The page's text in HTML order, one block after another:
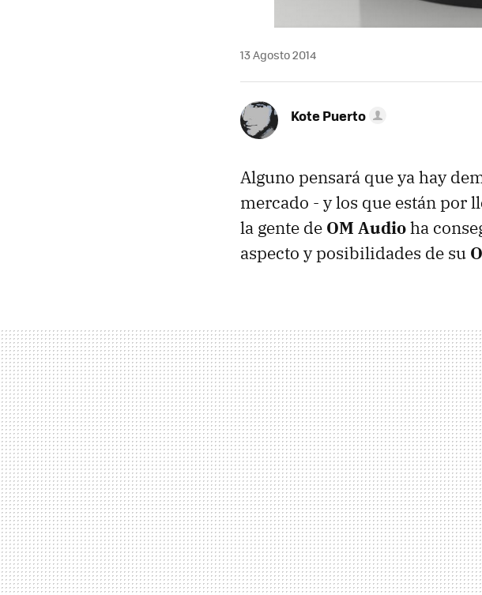
13 Agosto 2014
Kote Puerto
Alguno pensará que ya hay
mercado - y los que están por
la gente de OM Audioha
aspecto y posibilidades de su